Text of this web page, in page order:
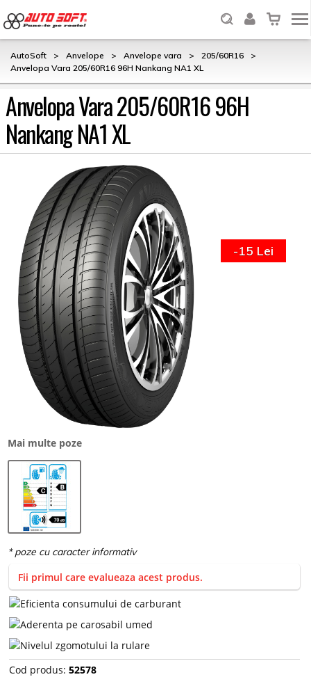
AutoSoft > Anvelope > Anvelope vara > 205/60R16
>
Anvelopa Vara 205/60R16 96H Nankang NA1 XL
Anvelopa Vara 205/60R16 96H
Nankang NA1 XL
Mai multe poze
-15 Lei
Fii primul care evalueaza acest produs.
Cod produs: 52578